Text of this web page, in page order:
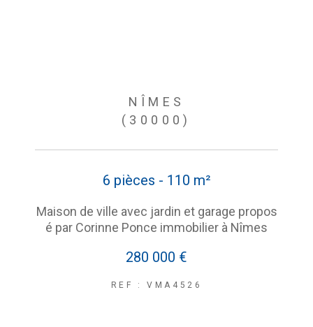
NÎMES
(30000)
6 pièces - 110 m²
Maison de ville avec jardin et garage propos
é par Corinne Ponce immobilier à Nîmes
280 000 €
REF : VMA4526